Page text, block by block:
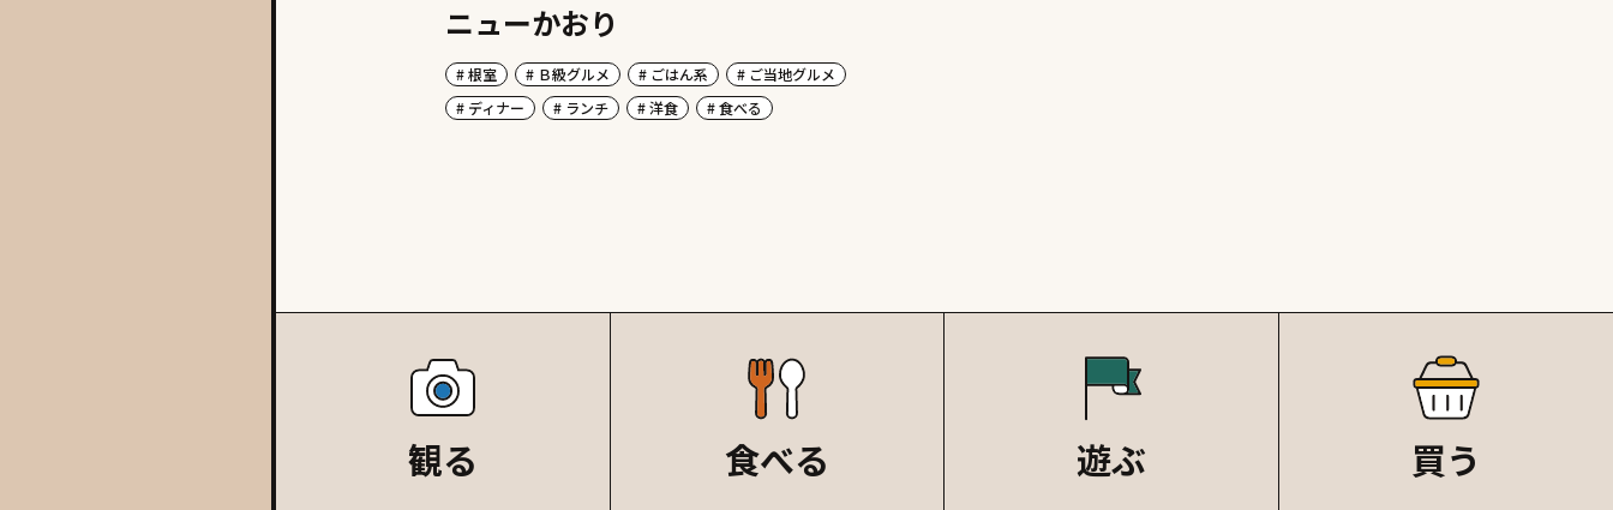
ニューかおり
# 根室 # Ｂ級グルメ # ごはん系
# ご当地グルメ
# ディナー
# ランチ # 洋食 # 食べる
観る 食べる 遊ぶ 買う